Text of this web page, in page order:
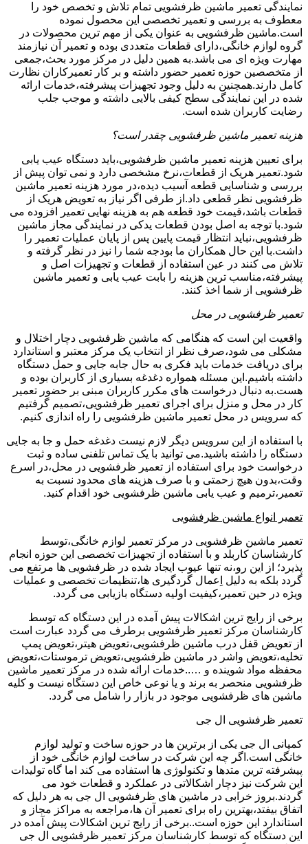
نمایندگی تعمیر ماشین ظرفشویی تمام تلاش و تخصص خود را
معطوف به بررسی و تعمیر تخصصی این محصول نموده
است.ماشین ظرفشویی به عنوان یکی از مهم ترین محصولات در
گروه لوازم خانگی،دارای قطعات متعددی بوده و تعمیر آن نیازمند
مهارت ویژه ای می باشد.به همین دلیل در مرکز مورد بحث،جمعی
از متخصصین حوزه تعمیر حضور داشته و بر کار تعمیرکاران نظارت
کامل دارند.همچنین به دلیل وجود تجهیزات پیشرفته،خدمات ارائه
شده در این نمایندگی سطح کیفی بالایی داشته و موجب جلب
رضایت کاربران شده است.
هزینه تعمیر ماشین ظرفشویی چقدر است؟
برای تعیین هزینه تعمیر ماشین ظرفشویی،باید دستگاه عیب یابی
شود.تعمیر هریک از قطعات،نرخ مشخصی دارد و نمی توان پیش از
بررسی و شناسایی قطعه آسیب دیده،در مورد هزینه تعمیر ماشین
ظرفشویی نظر قطعی داد.از طرفی اگر نیاز به تعویض هریک از
قطعات باشد،قیمت خود قطعه هم به هزینه نهایی تعمیر افزوده می
شود.با توجه به اصل بودن قطعات یدکی در نمایندگی مجاز ماشین
ظرفشویی،نباید انتظار قیمت پایین پس از پایان عملیات تعمیر را
داشت.با این حال همکاران ما بودجه شما را نیز در نظر گرفته و
تلاش می کنند در عین استفاده از قطعات و تجهیزات اصل و
پیشرفته،مناسب ترین هزینه را بابت عیب یابی و تعمیر ماشین
ظرفشویی از شما اخذ کنند.
تعمیر ظرفشویی در محل
واقعیت این است که هنگامی که ماشین ظرفشویی دچار اختلال و
مشکلی می شود،صرف نظر از انتخاب یک مرکز معتبر و استاندارد
برای دریافت خدمات باید فکری به حال جابه جایی و حمل دستگاه
داشته باشیم.این مسئله همواره دغدغه بسیاری از کاربران بوده و
هست.به دنبال درخواست های مکرر کاربران مبنی بر حضور تعمیر
کار در محل و منزل برای اجرای تعمیر ظرفشویی،تصمیم گرفتیم
که سرویس در محل تعمیر ماشین ظرفشویی را راه اندازی کنیم.
با استفاده از این سرویس دیگر لازم نیست دغدغه حمل و جا به جایی
دستگاه را داشته باشید.می توانید با یک تماس تلفنی ساده و ثبت
درخواست خود برای استفاده از تعمیر ظرفشویی در محل،در اسرع
وقت،بدون هیچ زحمتی و با صرف هزینه های محدود نسبت به
تعمیر،ترمیم و عیب یابی ماشین ظرفشویی خود اقدام کنید.
تعمیر انواع ماشین ظرفشویی
تعمیر ماشین ظرفشویی در مرکز تعمیر لوازم خانگی،توسط
کارشناسان کاربلد و با استفاده از تجهیزات تخصصی این حوزه انجام
پذیرد؛ از این رو،نه تنها عیوب ایجاد شده در ظرفشویی ها مرتفع می
گردد بلکه به دلیل اِعمال گردگیری ها،تنظیمات تخصصی و عملیات
ویژه در حین تعمیر،کیفیت اولیه دستگاه بازیابی می گردد.
برخی از رایج ترین اشکالات پیش آمده در این دستگاه که توسط
کارشناسان مرکز تعمیر ظرفشویی برطرف می گردد عبارت است
از تعویض قفل درب ماشین ظرفشویی،تعویض هیتر،تعویض پمپ
تخلیه،تعویض واشر در ماشین ظرفشویی،تعویض ترموستات،تعویض
محفظه مواد شوینده و …..خدمات ارائه شده در مرکز تعمیر ماشین
ظرفشویی منحصر به برند و یا نوعی خاص این دستگاه نیست و کلیه
ماشین های ظرفشویی موجود در بازار را شامل می گردد.
تعمیر ظرفشویی ال جی
کمپانی ال جی یکی از برترین ها در حوزه ساخت و تولید لوازم
خانگی است.اگر چه این شرکت در ساخت لوازم خانگی خود از
پیشرفته ترین متدها و تکنولوژی ها استفاده می کند اما گاه تولیدات
این شرکت نیز دچار اشکالاتی در عملکرد و قطعات خود می
گردند.بروز خرابی در ماشین های ظرفشویی ال جی به هر دلیل که
اتفاق بیفتد،بهترین راه برای تعمیر آن ها،مراجعه به مراکز مجاز و
استاندارد این حوزه است..برخی از رایج ترین اشکالات پیش آمده در
این دستگاه که توسط کارشناسان مرکز تعمیر ظرفشویی ال جی